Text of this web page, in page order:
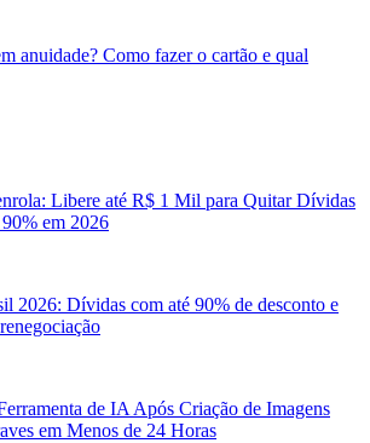
anuidade? Como fazer o cartão e qual
Libere até R$ 1 Mil para Quitar Dívidas
em 2026
2026: Dívidas com até 90% de desconto e
de IA Após Criação de Imagens
em Menos de 24 Horas